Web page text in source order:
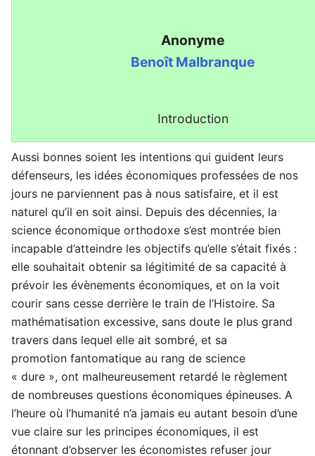
Anonyme
Benoît Malbranque
Introduction
Aussi bonnes soient les intentions qui guident leurs
défenseurs, les idées économiques professées de nos
jours ne parviennent pas à nous satisfaire, et il est
naturel qu’il en soit ainsi. Depuis des décennies, la
science économique orthodoxe s’est montrée bien
incapable d’atteindre les objectifs qu’elle s’était fixés :
elle souhaitait obtenir sa légitimité de sa capacité à
prévoir les évènements économiques, et on la voit
courir sans cesse derrière le train de l’Histoire. Sa
mathématisation excessive, sans doute le plus grand
travers dans lequel elle ait sombré, et sa
promotion fantomatique au rang de science
« dure », ont malheureusement retardé le règlement
de nombreuses questions économiques épineuses. A
l’heure où l’humanité n’a jamais eu autant besoin d’une
vue claire sur les principes économiques, il est
étonnant d’observer les économistes refuser jour